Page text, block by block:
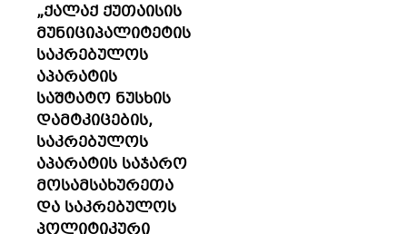
„ქალაქ ქუთაისის
მუნიციპალიტეტის
საკრებულოს
აპარატის
საშტატო ნუსხის
დამტკიცების,
საკრებულოს
აპარატის საჯარო
მოსამსახურეთა
და საკრებულოს